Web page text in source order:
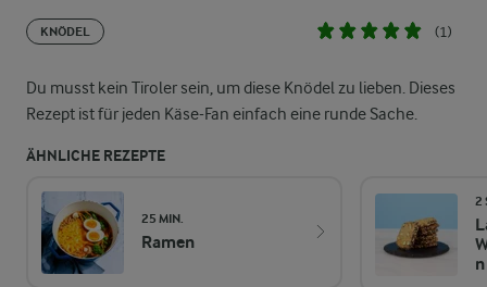
KNÖDEL (1)
Du musst kein Tiroler sein, um diese Knödel zu lieben. Dieses
Rezept ist für jeden Käse-Fan einfach eine runde Sache.
ÄHNLICHE REZEPTE
25 MIN.
Ramen
2
n